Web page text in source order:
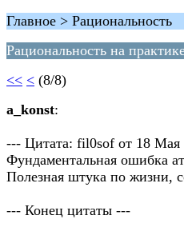
Главное > Рациональность
Рациональность на
<< < (8/8)
a_konst:
--- Цитата: fil0sof от 18 Мая
Фундаментальная ошибка
Полезная штука по жизни,
--- Конец цитаты ---